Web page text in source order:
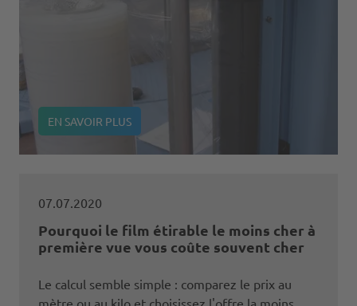
EN SAVOIR PLUS
07.07.2020
Pourquoi le film étirable le moins cher à
première vue vous coûte souvent cher
Le calcul semble simple : comparez le prix au